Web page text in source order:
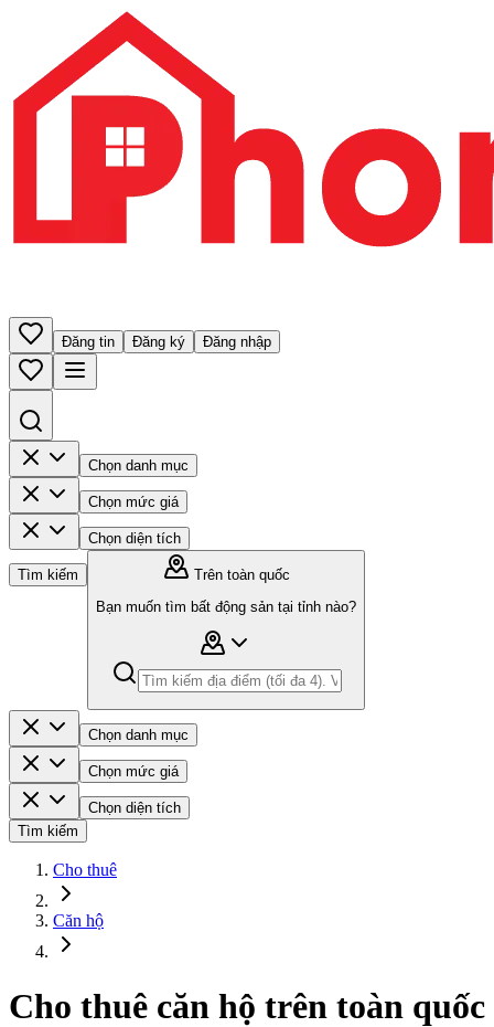
Đăng tin Đăng ký Đăng nhập
Chọn danh mục
Chọn mức giá
Chọn diện tích
Tìm kiếm
Trên toàn quốc
Bạn muốn tìm bất động sản tại tỉnh nào?
Chọn danh mục
Chọn mức giá
Chọn diện tích
Tìm kiếm
Cho thuê
Căn hộ
Cho thuê căn hộ trên toàn quốc